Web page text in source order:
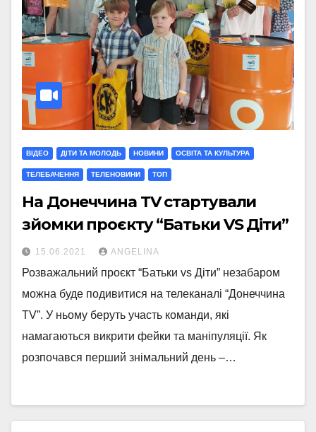
ВІДЕО ДІТИ ТА МОЛОДЬ НОВИНИ ОСВІТА ТА КУЛЬТУРА
ТЕЛЕБАЧЕННЯ ТЕЛЕНОВИНИ ТОП
На Донеччина TV стартували
зйомки проєкту “Батьки VS Діти”
15.06.2021 ANGELINA
Розважальний проєкт “Батьки vs Діти” незабаром
можна буде подивитися на телеканалі “Донеччина
TV”. У ньому беруть участь команди, які
намагаються викрити фейки та маніпуляції. Як
розпочався перший знімальний день –…